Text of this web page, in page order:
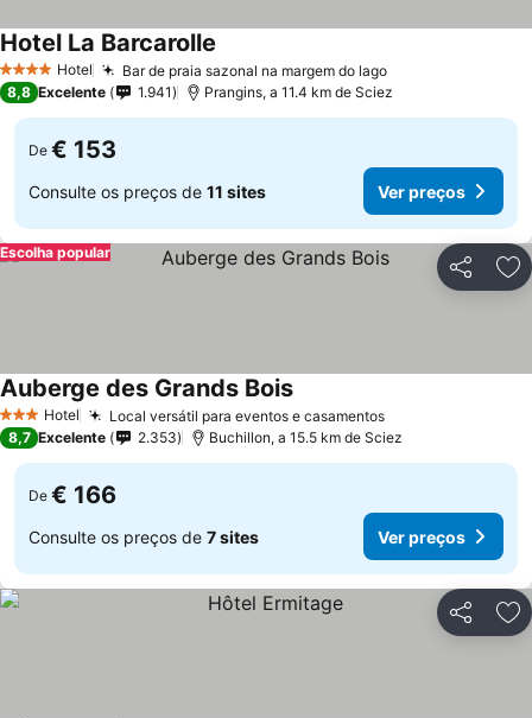
4 EstrelasHotel Bar de praia sazonal na margem do lago
Hotel La Barcarolle
8,8 Excelente 1.941 Prangins, a 11.4 km de Sciez
De € 153
Consulte os preços de 11 sites Ver preços
Partilhar
Escolha popular
3 EstrelasHotel Local versátil para eventos e casamentos
Auberge des Grands Bois
8,7 Excelente 2.353 Buchillon, a 15.5 km de Sciez
De € 166
Consulte os preços de 7 sites Ver preços
Partilhar